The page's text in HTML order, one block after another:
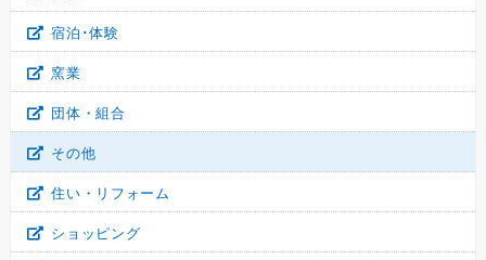
宿泊･体験
窯業
団体・組合
その他
住い・リフォーム
ショッピング